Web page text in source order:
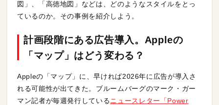
図」、「高徳地図」などは、どのようなスタイルをとっ
ているのか。その事例を紹介しよう。
計画段階にある広告導入。Appleの
「マップ」はどう変わる？
Appleの「マップ」に、早ければ2026年に広告が導入さ
れる可能性が出てきた。ブルームバーグのマーク・ガー
マン記者が毎週発行しているニュースレター「Power